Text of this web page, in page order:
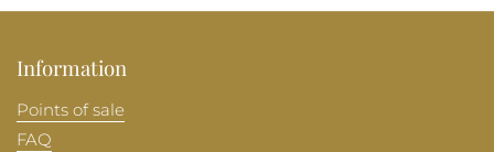
Information
Points of sale
FAQ